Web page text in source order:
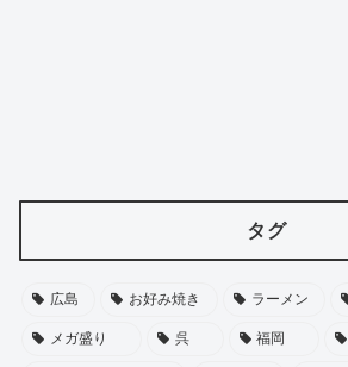
タグ
広島 お好み焼き ラーメン
メガ盛り 呉 福岡